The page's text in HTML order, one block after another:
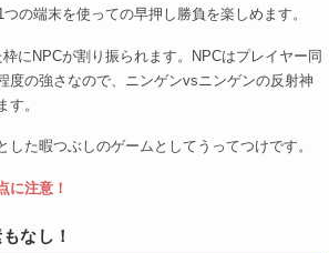
の端末を使っての早押し勝負を楽しめます。
にNPCが割り振られます。NPCはプレイヤー同
度の強さなので、ニンゲンvsニンゲンの反射神
す。
した暇つぶしのゲームとしてうってつけです。
に注意！
なし！